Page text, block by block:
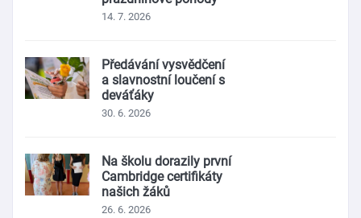
14. 7. 2026
Předávání vysvědčení
a slavnostní loučení s
deváťáky
30. 6. 2026
Na školu dorazily první
Cambridge certifikáty
našich žáků
26. 6. 2026